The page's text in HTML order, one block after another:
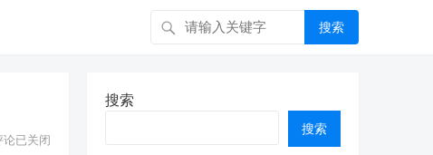
搜索
论已关闭
搜索
搜索